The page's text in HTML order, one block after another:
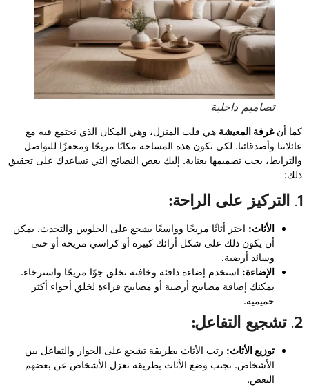
تصاميم داخلية
كما أنغرفة المعيشة هي قلب المنزل، وهي المكان الذي نجتمع فيه مع
عائلاتنا وأصدقائنا. لكي تكون هذه المساحة مكانًا مريحًا ومحفزًا للتواصل
والترابط، يجب تصميمها بعناية. إليك بعض النصائح التي تساعدك على تحقيق
ذلك:
1. التركيز على الراحة:
الأثاث: اختر أثاثًا مريحًا وواسعًا يشجع على الجلوس والتحدث. يمكن
أن يكون ذلك على شكل أرائك كبيرة أو كراسي مريحة أو حتى
وسائد أرضية.
الإضاءة: استخدم إضاءة دافئة وخافتة تخلق جوًا مريحًا واسترخاء.
يمكنك إضافة مصابيح أرضية أو مصابيح قراءة لخلق أجواء أكثر
حميمية.
2. تشجيع التفاعل:
توزيع الأثاث: رتب الأثاث بطريقة تشجع على الحوار والتفاعل بين
الأشخاص. تجنب وضع الأثاث بطريقة تعزل الأشخاص عن بعضهم
البعض.